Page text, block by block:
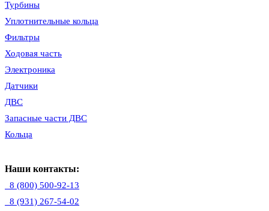
Турбины
Уплотнительные кольца
Фильтры
Ходовая часть
Электроника
Датчики
ДВС
Запасные части ДВС
Кольца
Наши контакты:
8 (800) 500-92-13
8 (931) 267-54-02